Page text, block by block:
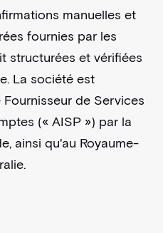
manuelles et
fournies par les
structurées et vérifiées
La société est
de Services
(« AISP ») par la
ainsi qu'au Royaume-